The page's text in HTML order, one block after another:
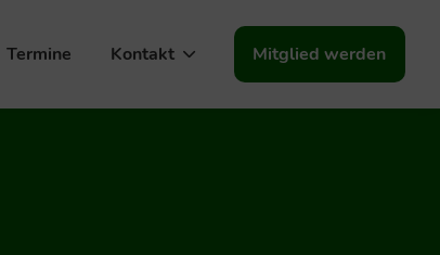
Termine Kontakt Mitglied werden